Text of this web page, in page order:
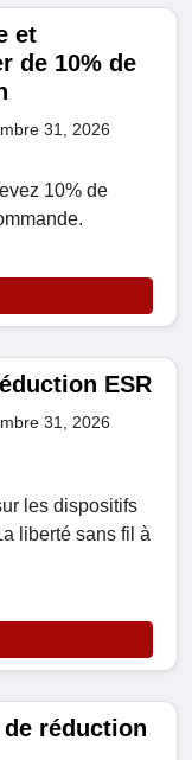
et
de 10% de
31, 2026
10% de
ESR
31, 2026
les dispositifs
liberté sans fil à
de réduction